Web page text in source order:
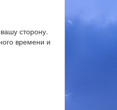
сторону.
времени и